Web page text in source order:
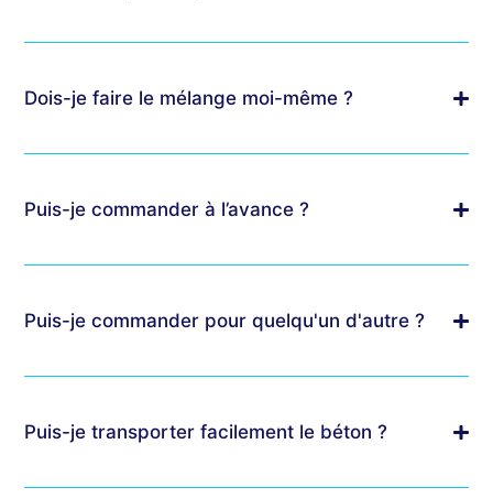
Dois-je faire le mélange moi-même ?
Puis-je commander à l’avance ?
Puis-je commander pour quelqu'un d'autre ?
Puis-je transporter facilement le béton ?